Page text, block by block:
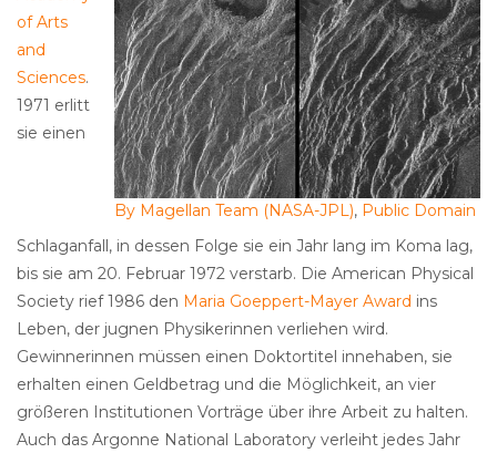
By Magellan Team (NASA-JPL), Public Domain
of Arts
and
Sciences.
1971 erlitt
sie einen
Schlaganfall, in dessen Folge sie ein Jahr lang im Koma lag,
bis sie am 20. Februar 1972 verstarb. Die American Physical
Society rief 1986 den Maria Goeppert-Mayer Award ins
Leben, der jugnen Physikerinnen verliehen wird.
Gewinnerinnen müssen einen Doktortitel innehaben, sie
erhalten einen Geldbetrag und die Möglichkeit, an vier
größeren Institutionen Vorträge über ihre Arbeit zu halten.
Auch das Argonne National Laboratory verleiht jedes Jahr